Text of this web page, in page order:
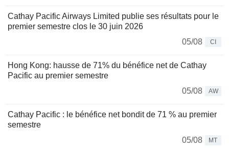
Cathay Pacific Airways Limited publie ses résultats pour le
premier semestre clos le 30 juin 2026
05/08
CI
Hong Kong: hausse de 71% du bénéfice net de Cathay
Pacific au premier semestre
05/08
AW
Cathay Pacific : le bénéfice net bondit de 71 % au premier
semestre
05/08
MT